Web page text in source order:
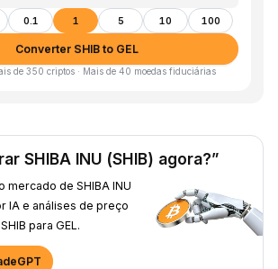
0.1 1 5 10 100
Converter SHIB to GEL
de 350 criptos · Mais de 40 moedas fiduciárias
SHIBA INU (SHIB) agora?”
mercado de SHIBA INU
IA e análises de preço
para GEL.